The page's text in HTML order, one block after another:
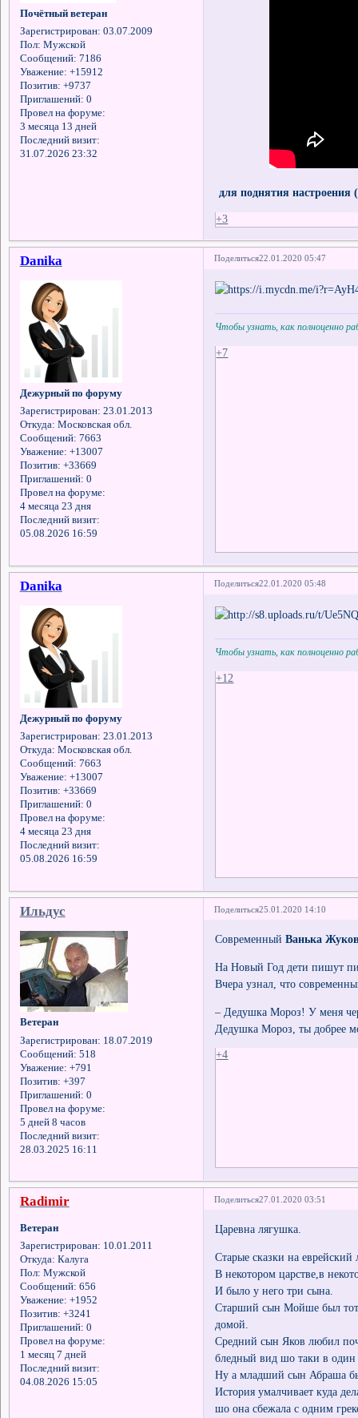
Почётный ветеран
Зарегистрирован: 03.07.2009
Пол: Мужской
Сообщений: 7186
Уважение: +15912
Позитив: +9737
Приглашений: 0
Провел на форуме:
3 месяца 13 дней
Последний визит:
31.07.2026 23:32
для поднятия настроения
+3
Поделиться22.01.2020 05:47
Danika
Дежурный по форуму
Зарегистрирован: 23.01.2013
Откуда: Московская обл.
Сообщений: 7663
Уважение: +13007
Позитив: +33669
Приглашений: 0
Провел на форуме:
4 месяца 23 дня
Последний визит:
05.08.2026 16:59
Чтобы узнать, как полноценно
+7
Поделиться22.01.2020 05:48
Danika
Дежурный по форуму
Зарегистрирован: 23.01.2013
Откуда: Московская обл.
Сообщений: 7663
Уважение: +13007
Позитив: +33669
Приглашений: 0
Провел на форуме:
4 месяца 23 дня
Последний визит:
05.08.2026 16:59
Чтобы узнать, как полноценно
+12
Поделиться25.01.2020 14:10
Ильдус
Ветеран
Зарегистрирован: 18.07.2019
Сообщений: 518
Уважение: +791
Позитив: +397
Приглашений: 0
Провел на форуме:
5 дней 8 часов
Последний визит:
28.03.2025 16:11
СовременныйВанька
На Новый Год дети пишут
Вчера узнал, что
– Дедушка Мороз! У меня
Дедушка Мороз, ты добрее
+4
Поделиться27.01.2020 03:51
Radimir
Ветеран
Зарегистрирован: 10.01.2011
Откуда: Калуга
Пол: Мужской
Сообщений: 656
Уважение: +1952
Позитив: +3241
Приглашений: 0
Провел на форуме:
1 месяц 7 дней
Последний визит:
04.08.2026 15:05
Царевна лягушка.
Старые сказки на еврейский
В некотором царстве,в
И было у него три сына.
Старший сын Мойше был
домой.
Средний сын Яков любил
бледный вид шо таки в
Ну а младший сын Абраша
История умалчивает куда
шо она сбежала с одним